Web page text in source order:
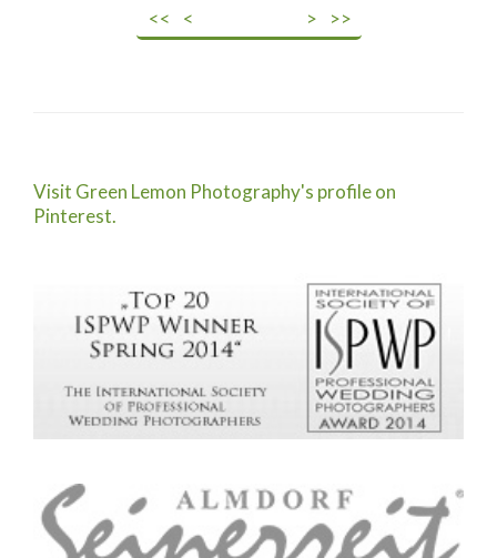
<< < > >>
Visit Green Lemon Photography's profile on
Pinterest.